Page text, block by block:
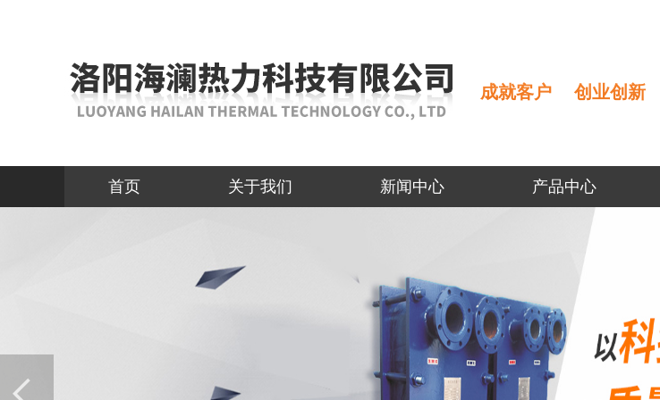
成就客户 创业创新
首页 关于我们 新闻中心 产品中心